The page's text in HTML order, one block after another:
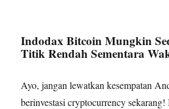
Indodax Bitcoin Mungkin
Titik Rendah Sementara
Ayo, jangan lewatkan kesempatan
berinvestasi cryptocurrency